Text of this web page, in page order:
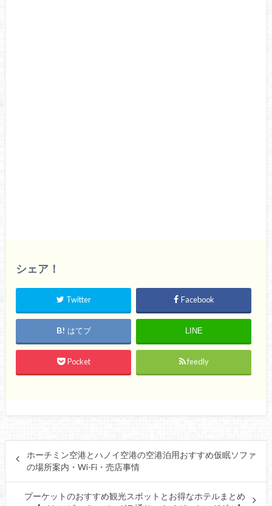
シェア！
Twitter Facebook
はてブ LINE
Pocket feedly
ホーチミン空港とハノイ空港の空港泊用おすすめ仮眠ソファ
の場所案内・Wi-Fi・売店事情
プーケットのおすすめ観光スポットとお得なホテルまとめ